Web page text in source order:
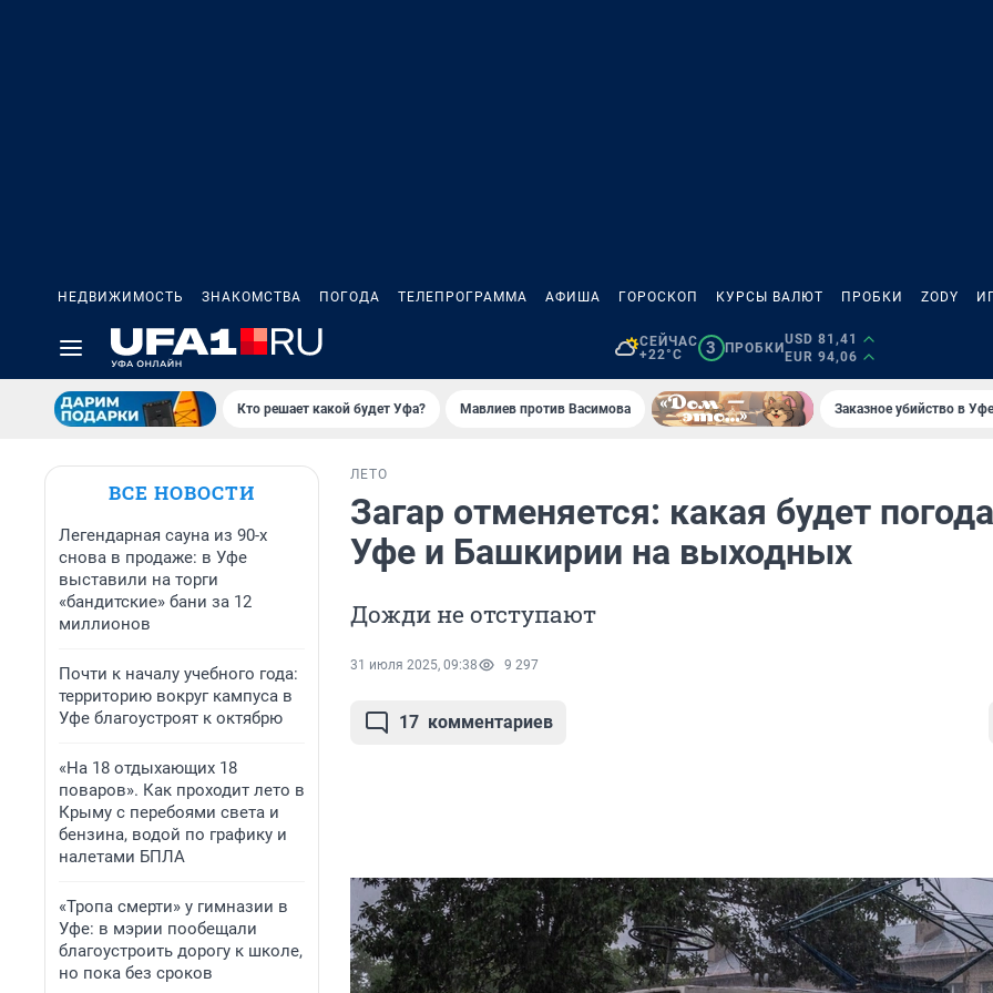
НЕДВИЖИМОСТЬ ЗНАКОМСТВА ПОГОДА ТЕЛЕПРОГРАММА АФИША ГОРОСКОП КУРСЫ ВАЛЮТ ПРОБКИ ZODY
СЕЙЧАС
+22°C
3 ПРОБКИ
USD 81,41
EUR 94,06
Кто решает какой будет Уфа? Мавлиев против Васимова Заказное убийство в
ВСЕ НОВОСТИ
Легендарная сауна из 90-х
снова в продаже: в Уфе
выставили на торги
«бандитские» бани за 12
миллионов
Почти к началу учебного года:
территорию вокруг кампуса в
Уфе благоустроят к октябрю
«На 18 отдыхающих 18
поваров». Как проходит лето в
Крыму с перебоями света и
бензина, водой по графику и
налетами БПЛА
«Тропа смерти» у гимназии в
Уфе: в мэрии пообещали
благоустроить дорогу к школе,
но пока без сроков
ЛЕТО
Загар отменяется: какая будет
Уфе и Башкирии на выходных
Дожди не отступают
31 июля 2025, 09:38 9 297
17 комментариев